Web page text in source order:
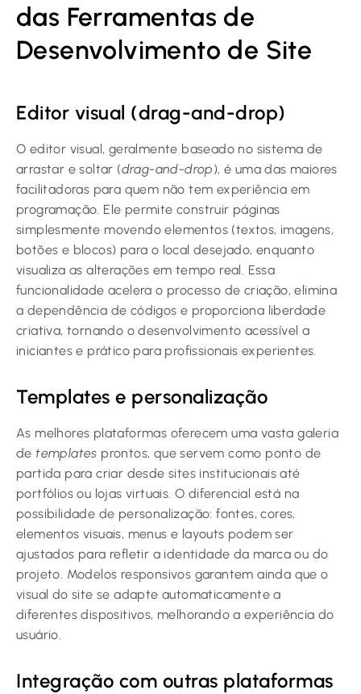
das Ferramentas de
Desenvolvimento de Site
Editor visual (drag-and-drop)
O editor visual, geralmente baseado no sistema de
arrastar e soltar (drag-and-drop), é uma das maiores
facilitadoras para quem não tem experiência em
programação. Ele permite construir páginas
simplesmente movendo elementos (textos, imagens,
botões e blocos) para o local desejado, enquanto
visualiza as alterações em tempo real. Essa
funcionalidade acelera o processo de criação, elimina
a dependência de códigos e proporciona liberdade
criativa, tornando o desenvolvimento acessível a
iniciantes e prático para profissionais experientes.
Templates e personalização
As melhores plataformas oferecem uma vasta galeria
detemplates prontos, que servem como ponto de
partida para criar desde sites institucionais até
portfólios ou lojas virtuais. O diferencial está na
possibilidade de personalização: fontes, cores,
elementos visuais, menus e layouts podem ser
ajustados para refletir a identidade da marca ou do
projeto. Modelos responsivos garantem ainda que o
visual do site se adapte automaticamente a
diferentes dispositivos, melhorando a experiência do
usuário.
Integração com outras plataformas